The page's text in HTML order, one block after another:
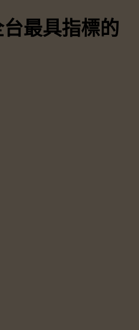
最具指標的